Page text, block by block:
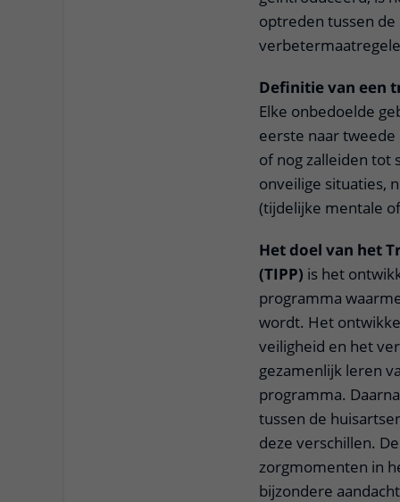
optreden tussen
Definitie van een
Elke onbedoelde
eerste naar
of nog zalleiden tot
onveilige situaties,
(tijdelijke mentale
Het doel van het
(TIPP) is het
programma
wordt. Het
veiligheid en het
gezamenlijk leren
programma.
tussen de
deze verschillen.
zorgmomenten in
bijzondere